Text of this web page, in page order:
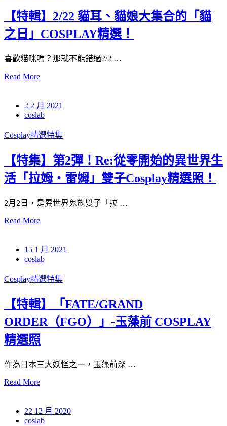
【特輯】2/22 貓耳、貓娘大集合的「貓
之日」COSPLAY精選！
喜歡貓咪嗎？那就不能錯過2/2 …
Read More
2 2 月 2021
coslab
Cosplay精選特集
【特集】第2彈！Re:從零開始的異世界生
活「拉姆・雷姆」雙子Cosplay精選照！
2月2日，是異世界鬼族雙子「拉 …
Read More
15 1 月 2021
coslab
Cosplay精選特集
【特輯】「FATE/GRAND
ORDER（FGO）」-玉藻前 COSPLAY
精選照
作為日本三大妖怪之一，玉藻前深 …
Read More
22 12 月 2020
coslab